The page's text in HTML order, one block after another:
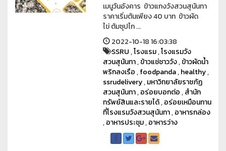
เมนูวันอังคาร ข้าวแกงวังสวนสุนันทา
ราคาเริ่มต้นเพียง 40 บาท ข้าวผัด
ไข่ ต้มซุปไก ...
2022-10-18 16:03:38
SSRU,โรงแรม,โรงแรมวัง
สวนสุนันทา,ข้าวแช่ชาววัง,ข้าวผัดน้ำ
พริกลงเรือ,foodpanda,healthy,
ssrudelivery,มหาวิทยาลัยราชภัฏ
สวนสุนันทา,อร่อยบอกต่อ,สำนัก
ทรัพย์สินและรายได้,อร่อยเหมือนทาน
ที่โรงแรมวังสวนสุนันทา,อาหารกล่อง
,อาหารประชุม,อาหารว่าง